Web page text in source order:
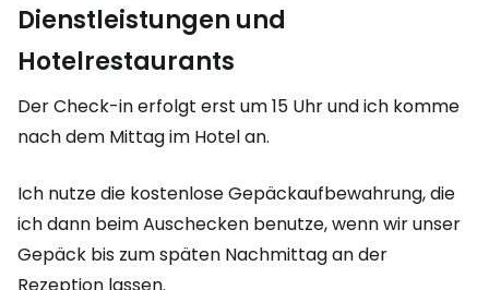
Dienstleistungen und
Hotelrestaurants
Der Check-in erfolgt erst um 15 Uhr und ich komme
nach dem Mittag im Hotel an.
Ich nutze die kostenlose Gepäckaufbewahrung, die
ich dann beim Auschecken benutze, wenn wir unser
Gepäck bis zum späten Nachmittag an der